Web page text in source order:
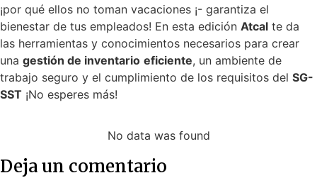
¡por qué ellos no toman vacaciones ¡- garantiza el
bienestar de tus empleados! En esta edición Atcal te da
las herramientas y conocimientos necesarios para crear
una gestión de inventario eficiente, un ambiente de
trabajo seguro y el cumplimiento de los requisitos del SG-
SST ¡No esperes más!
No data was found
Deja un comentario